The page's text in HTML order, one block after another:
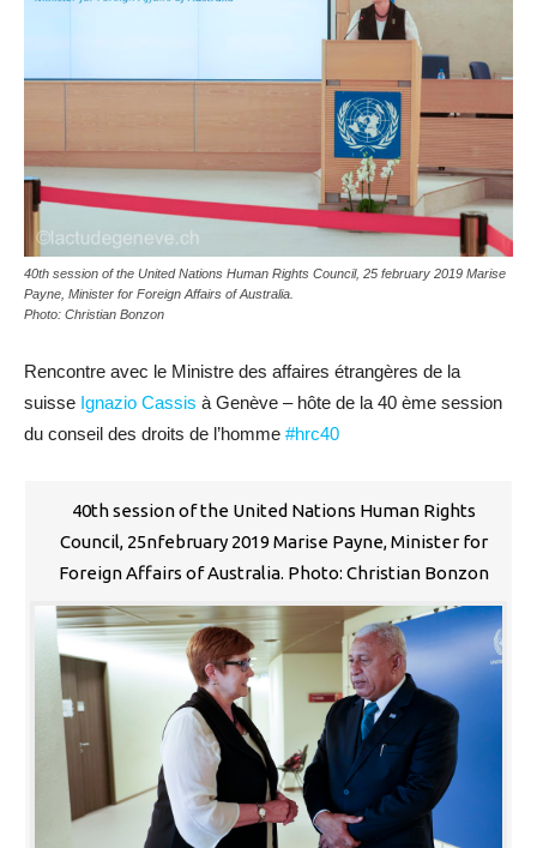
40th session of the United Nations Human Rights Council, 25 february 2019 Marise
Payne, Minister for Foreign Affairs of Australia.
Photo: Christian Bonzon
Rencontre avec le Ministre des affaires étrangères de la
suisse Ignazio Cassis à Genève – hôte de la 40 ème session
du conseil des droits de l’homme #hrc40
40th session of the United Nations Human Rights
Council, 25nfebruary 2019 Marise Payne, Minister for
Foreign Affairs of Australia. Photo: Christian Bonzon